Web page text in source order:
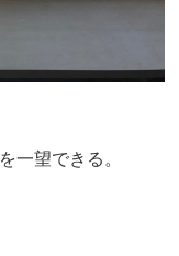
一望できる。